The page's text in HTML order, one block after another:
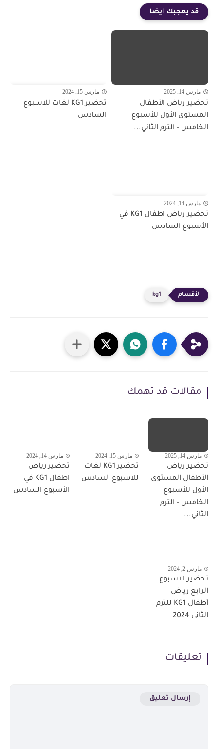
قد يعجبك ايضا
مارس 14, 2025
تحضير رياض الأطفال
المستوى الأول للأسبوع
الخامس - الترم الثاني...
مارس 15, 2024
تحضير KG1 لغات للاسبوع
السادس
مارس 14, 2024
تحضير رياض اطفال KG1 في
الأسبوع السادس
kg1
مقالات قد تهمك
مارس 14, 2025
تحضير رياض
الأطفال المستوى
الأول للأسبوع
الخامس - الترم
الثاني...
مارس 15, 2024
تحضير KG1 لغات
للاسبوع السادس
مارس 14, 2024
تحضير رياض
اطفال KG1 في
الأسبوع السادس
مارس 2, 2024
تحضير الاسبوع
الرابع رياض
أطفال KG1 للترم
الثانى 2024
تعليقات
إرسال تعليق